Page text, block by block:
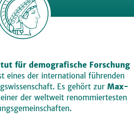
für demografische Forschung
eines der international führenden
Es gehört zur Max-
der weltweit renommiertesten